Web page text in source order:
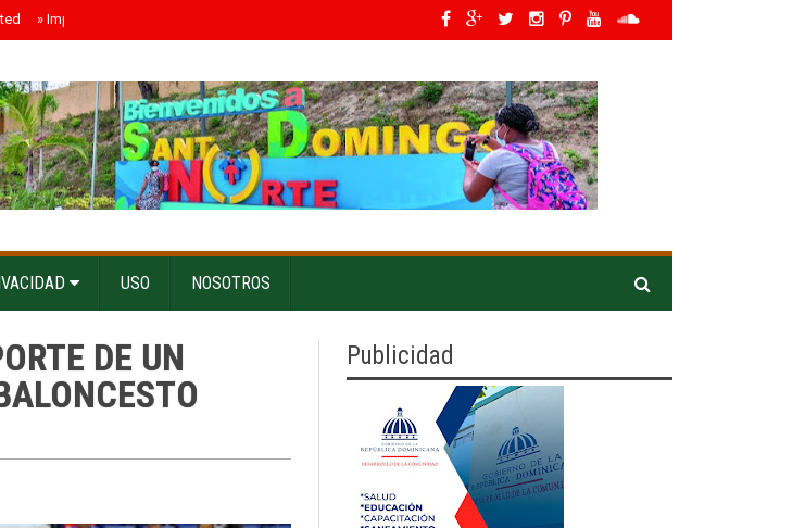
» Impacto electoral probable de los influencers en Latino América* »IDOPPRIL orienta a asistentes en Expo Vega 2026
USO NOSOTROS
DE UN
Publicidad